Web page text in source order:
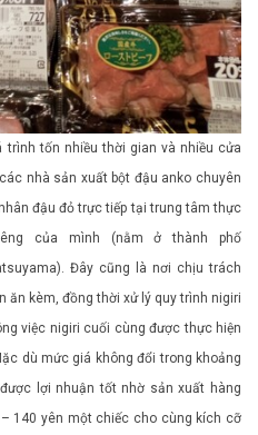
tốn nhiều thời gian và nhiều cửa
nhà sản xuất bột đậu anko chuyên
đậu đỏ trực tiếp tại trung tâm thực
của mình (nằm ở thành phố
Đây cũng là nơi chịu trách
ăn kèm, đồng thời xử lý quy trình nigiri
việc nigiri cuối cùng được thực hiện
dù mức giá không đổi trong khoảng
lợi nhuận tốt nhờ sản xuất hàng
140 yên một chiếc cho cùng kích cỡ